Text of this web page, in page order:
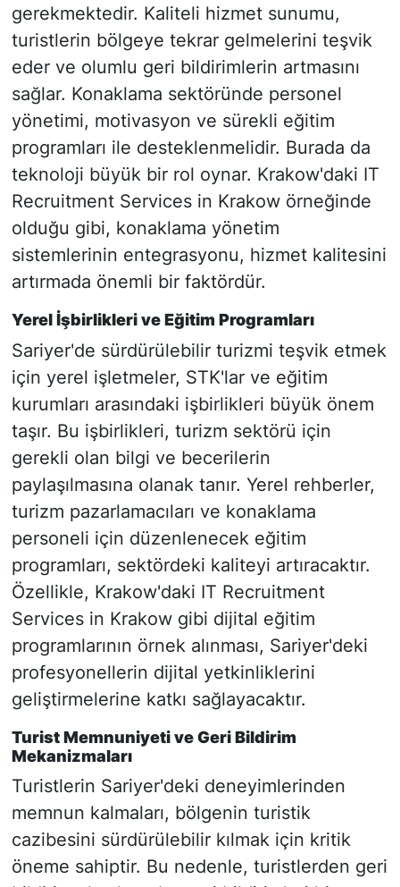
gerekmektedir. Kaliteli hizmet sunumu,
turistlerin bölgeye tekrar gelmelerini teşvik
eder ve olumlu geri bildirimlerin artmasını
sağlar. Konaklama sektöründe personel
yönetimi, motivasyon ve sürekli eğitim
programları ile desteklenmelidir. Burada da
teknoloji büyük bir rol oynar. Krakow'daki IT
Recruitment Services in Krakow örneğinde
olduğu gibi, konaklama yönetim
sistemlerinin entegrasyonu, hizmet kalitesini
artırmada önemli bir faktördür.
Yerel İşbirlikleri ve Eğitim Programları
Sariyer'de sürdürülebilir turizmi teşvik etmek
için yerel işletmeler, STK'lar ve eğitim
kurumları arasındaki işbirlikleri büyük önem
taşır. Bu işbirlikleri, turizm sektörü için
gerekli olan bilgi ve becerilerin
paylaşılmasına olanak tanır. Yerel rehberler,
turizm pazarlamacıları ve konaklama
personeli için düzenlenecek eğitim
programları, sektördeki kaliteyi artıracaktır.
Özellikle, Krakow'daki IT Recruitment
Services in Krakow gibi dijital eğitim
programlarının örnek alınması, Sariyer'deki
profesyonellerin dijital yetkinliklerini
geliştirmelerine katkı sağlayacaktır.
Turist Memnuniyeti ve Geri Bildirim
Mekanizmaları
Turistlerin Sariyer'deki deneyimlerinden
memnun kalmaları, bölgenin turistik
cazibesini sürdürülebilir kılmak için kritik
öneme sahiptir. Bu nedenle, turistlerden geri